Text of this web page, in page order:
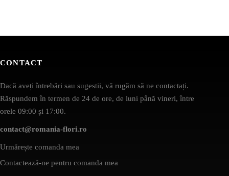
CONTACT
Dacă aveți întrebări sau sugestii, vă rugăm să ne contactați.
Răspundem în termen de 24 de ore, de luni până vineri, între
orele 09:00 și 17:00.
contact@romania-flori.ro
Urmărește comanda mea
Contactează-ne pentru comanda mea